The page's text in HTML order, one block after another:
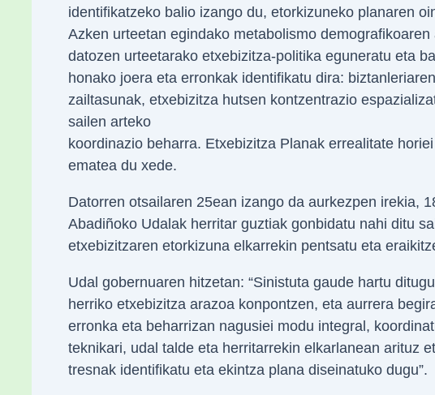
identifikatzeko balio izango du, etorkizuneko planaren
Azken urteetan egindako metabolismo
datozen urteetarako etxebizitza-politika eguneratu eta
honako joera eta erronkak identifikatu dira:
zailtasunak, etxebizitza hutsen kontzentrazio
sailen arteko
koordinazio beharra. Etxebizitza Planak errealitate
ematea du xede.
Datorren otsailaren 25ean izango da aurkezpen irekia,
Abadiñoko Udalak herritar guztiak gonbidatu nahi ditu
etxebizitzaren etorkizuna elkarrekin pentsatu eta
Udal gobernuaren hitzetan: “Sinistuta gaude hartu
herriko etxebizitza arazoa konpontzen, eta aurrera
erronka eta beharrizan nagusiei modu integral,
teknikari, udal talde eta herritarrekin elkarlanean arituz
tresnak identifikatu eta ekintza plana diseinatuko dugu”.